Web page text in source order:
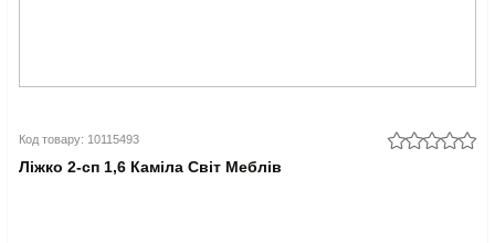
Код товару: 10115493
Ліжко 2-сп 1,6 Каміла Світ Меблів